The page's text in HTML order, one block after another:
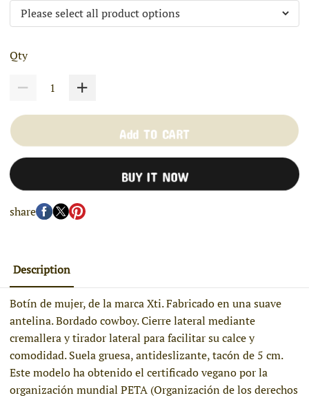
Qty
Add TO CART
BUY IT NOW
share
Description
Botín de mujer, de la marca Xti. Fabricado en una suave
antelina. Bordado cowboy. Cierre lateral mediante
cremallera y tirador lateral para facilitar su calce y
comodidad. Suela gruesa, antideslizante, tacón de 5 cm.
Este modelo ha obtenido el certificado vegano por la
organización mundial PETA (Organización de los derechos